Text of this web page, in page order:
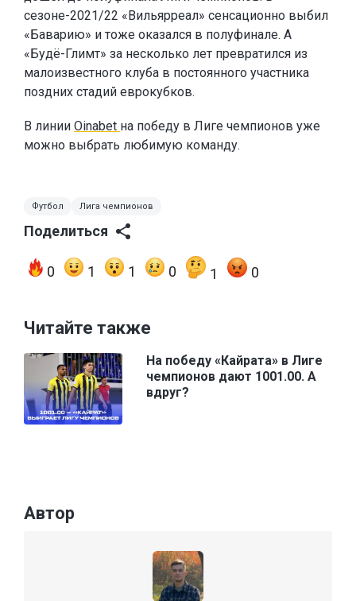
сезоне-2021/22 «Вильярреал» сенсационно выбил
«Баварию» и тоже оказался в полуфинале. А
«Будё-Глимт» за несколько лет превратился из
малоизвестного клуба в постоянного участника
поздних стадий еврокубков.
В линии Oinabet на победу в Лиге чемпионов уже
можно выбрать любимую команду.
Футбол Лига чемпионов
Поделиться
0 1 1 0 1 0
Читайте также
На победу «Кайрата» в Лиге
чемпионов дают 1001.00. А
вдруг?
Автор